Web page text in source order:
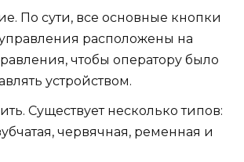
По сути, все основные кнопки
расположены на
чтобы оператору было
устройством.
Существует несколько типов:
червячная, ременная и